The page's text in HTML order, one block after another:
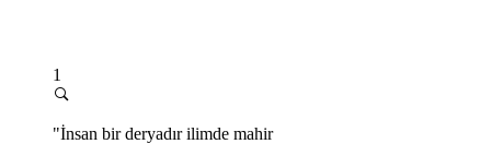
1
"İnsan bir deryadır ilimde mahir